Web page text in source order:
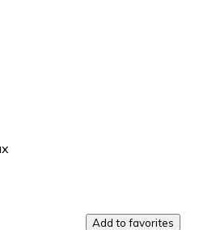
Add to favorites